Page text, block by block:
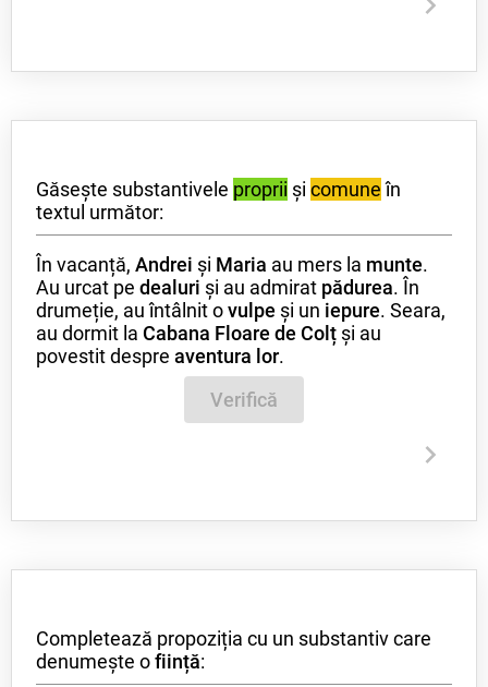
Găsește substantivele proprii și comuneîn
textul următor:
În vacanță, Andrei și Maria au mers la munte.
Au urcat pe dealuri și au admirat pădurea. În
drumeție, au întâlnit ovulpe și un iepure. Seara,
au dormit la Cabana Floare de Colț și au
povestit despre aventura lor.
Verifică
Completează propoziția cu un substantiv care
denumește oființă: